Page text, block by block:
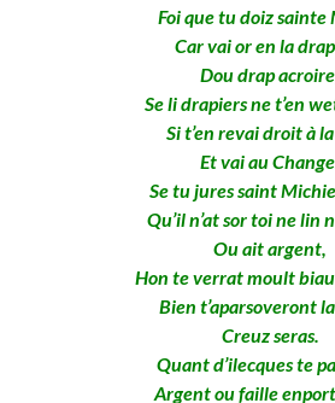
Foi que tu doiz sainte
Car vai or en la
Dou drap
Se li drapiers ne t’en
Si t’en revai droit à
Et vai au
Se tu jures saint
Qu’il n’at sor toi ne lin
Ou ait argent,
Hon te verrat moult
Bien t’aparsoveront
Creuz seras.
Quant d’ilecques te
Argent ou faille